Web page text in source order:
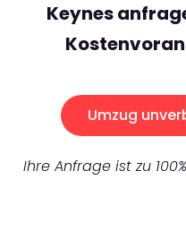
Keynes
Umzug
Ihre Anfrage ist zu